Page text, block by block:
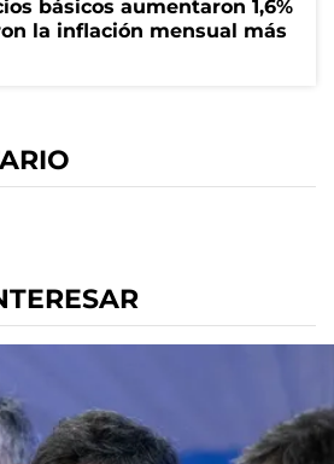
básicos aumentaron 1,6%
la inflación mensual más